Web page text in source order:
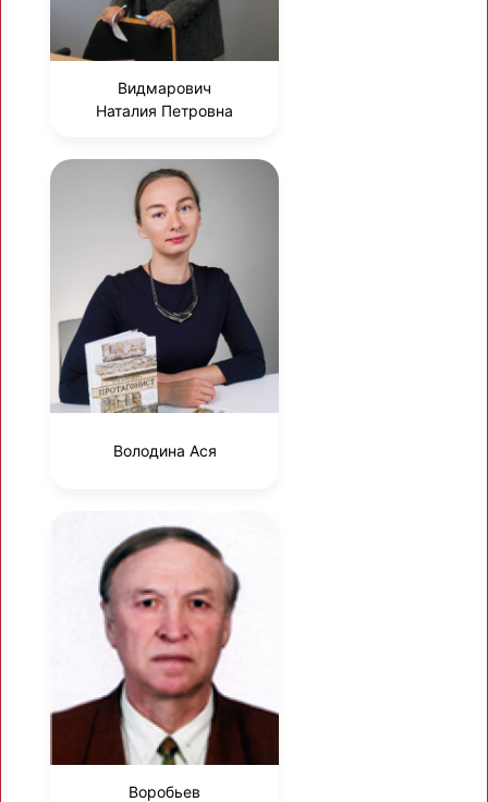
Видмарович
Наталия Петровна
Володина Ася
Воробьев